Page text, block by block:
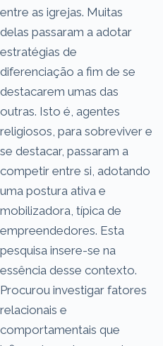
entre as igrejas. Muitas
delas passaram a adotar
estratégias de
diferenciação a fim de se
destacarem umas das
outras. Isto é, agentes
religiosos, para sobreviver e
se destacar, passaram a
competir entre si, adotando
uma postura ativa e
mobilizadora, típica de
empreendedores. Esta
pesquisa insere-se na
essência desse contexto.
Procurou investigar fatores
relacionais e
comportamentais que